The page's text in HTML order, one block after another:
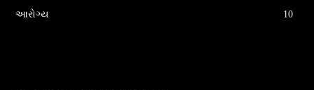
આરોગ્ય
10